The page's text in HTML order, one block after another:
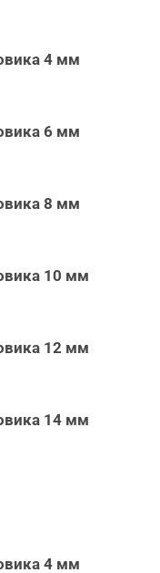
4 мм
6 мм
8 мм
10 мм
12 мм
14 мм
4 мм